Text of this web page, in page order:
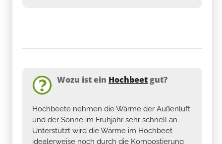
Wozu ist ein Hochbeet gut?
Hochbeete nehmen die Wärme der Außenluft
und der Sonne im Frühjahr sehr schnell an.
Unterstützt wird die Wärme im Hochbeet
idealerweise noch durch die Kompostierung